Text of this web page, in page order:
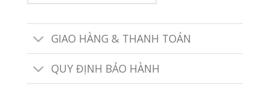
GIAO HÀNG & THANH TOÁN
QUY ĐỊNH BẢO HÀNH